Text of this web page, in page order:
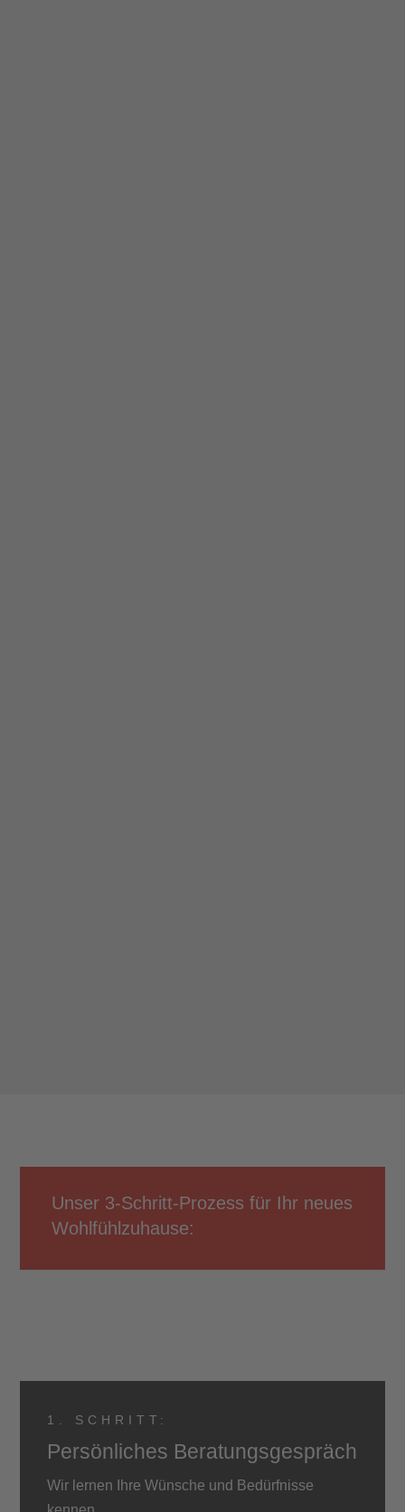
Unser 3-Schritt-Prozess für Ihr neues
Wohlfühlzuhause:
1. SCHRITT:
Persönliches Beratungsgespräch
Wir lernen Ihre Wünsche und Bedürfnisse